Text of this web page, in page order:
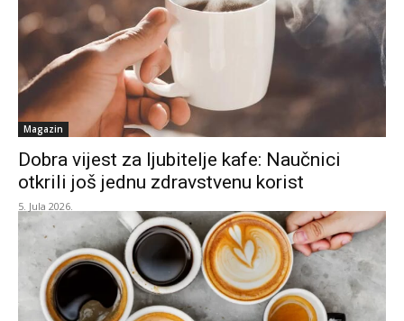
Magazin
Dobra vijest za ljubitelje kafe: Naučnici
otkrili još jednu zdravstvenu korist
5. Jula 2026.